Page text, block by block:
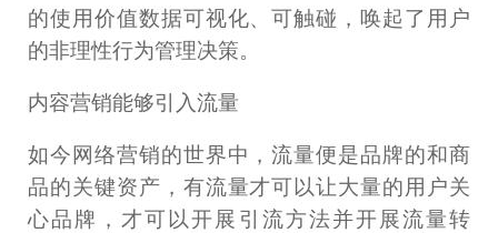
的使用价值数据可视化、可触碰，唤起了用户
的非理性行为管理决策。
内容营销能够引入流量
如今网络营销的世界中，流量便是品牌的和商
品的关键资产，有流量才可以让大量的用户关
心品牌，才可以开展引流方法并开展流量转